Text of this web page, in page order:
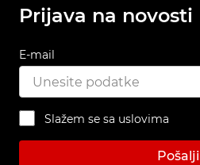
Prijava na novosti
E-mail
Slažem se sa uslovima
Pošalji